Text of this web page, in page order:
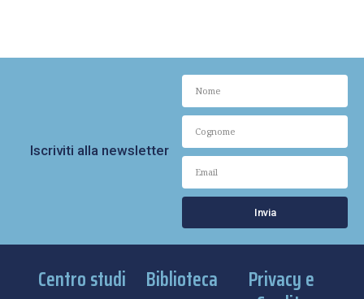
Iscriviti alla newsletter
Invia
Centro studi Biblioteca Privacy e